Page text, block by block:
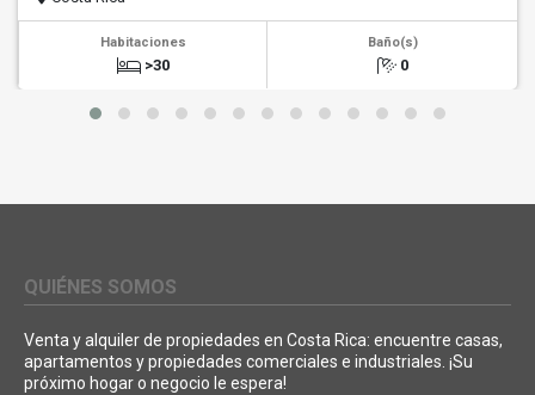
Habitaciones
>30
Baño(s)
0
QUIÉNES SOMOS
Venta y alquiler de propiedades en Costa Rica: encuentre casas,
apartamentos y propiedades comerciales e industriales. ¡Su
próximo hogar o negocio le espera!